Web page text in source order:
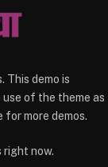
This demo is
of the theme as
for more demos.
right now.